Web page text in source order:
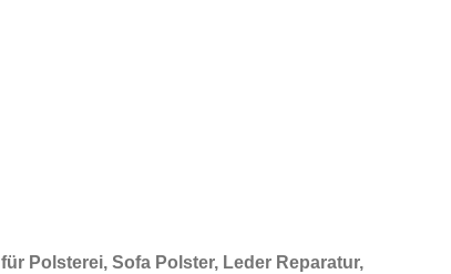
Polsterei, Sofa Polster, Leder Reparatur,